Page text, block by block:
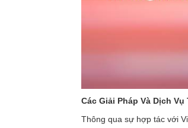
Các Giải Pháp Và Dịch Vụ
Thông qua sự hợp tác với